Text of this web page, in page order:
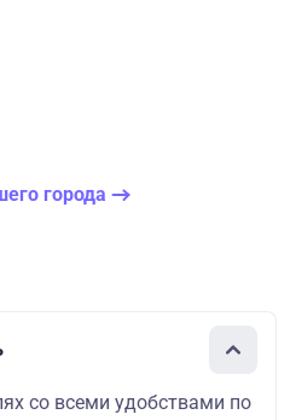
города
со всеми удобствами по